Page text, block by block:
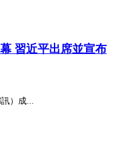
習近平出席並宣布
）成...